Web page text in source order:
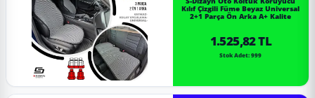
Kılıf Çizgili Füme Beyaz Universal
2+1 Parça Ön Arka A+ Kalite
1.525,82 TL
Stok Adet: 999